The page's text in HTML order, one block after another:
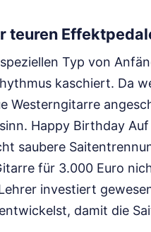
teuren
Typ von
kaschiert. Da
Westerngitarre
Happy Birthday
saubere
für 3.000 Euro
investiert
damit die